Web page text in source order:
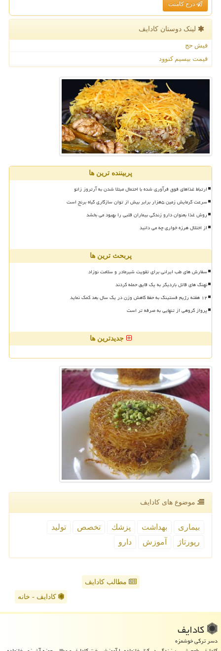
درج کامنت
لینک دوستان كادایف
فیش حج
قیمت بیسیم کنوود
پربیننده ترین ها
ارتباط غذاهای فوق فرآوری شده با احتمال مبتلا شدن به آرتروز زانو
سرعت گرمایش زمین ۵هزار برابر بیش از توان سازگاری گیاه برنج است
روش غذا بعنوان دارو زندگی بیماران قلبی را بهبود می بخشد
از اختلال هرزه خواری چه می دانید
پربحث ترین ها
سفارش های طب ایرانی برای تقویت شیرمادر و سلامت نوزاد
نهنگ های قاتل باردیگر به یک قایق حمله کردند
۱۲ هفته رژیم فستینگ به حفظ کاهش وزن در یک سال بعد کمک نماید
پرواز گروهی از تنهایی به صرفه تر است
جدیدترین ها
موضوع های كادایف
بیماری بهداشت پزشك تخصص
تولید
رپورتاژ
آموزش دارو
مطالب کادایف
کادایف - خانه
كادایف
دسر ترکی خوشمزه